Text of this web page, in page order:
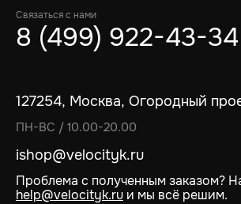
Связаться с нами
8 (499) 922-43-34
127254, Москва, Огородный
ПН-ВС / 10.00-20.00
ishop@velocityk.ru
Проблема с полученным заказом?
help@velocityk.ru и мы всё решим.